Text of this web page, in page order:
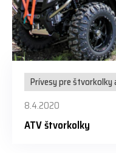
Prívesy pre
8.4.2020
ATV štvorkolky